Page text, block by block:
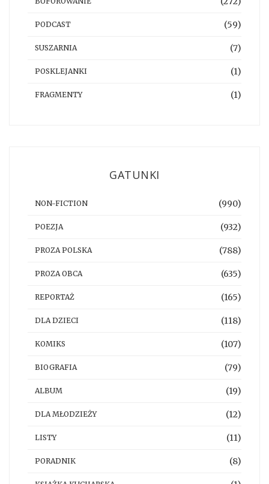
PODCAST (59)
SUSZARNIA (7)
POSKLEJANKI (1)
FRAGMENTY (1)
GATUNKI
NON-FICTION (990)
POEZJA (932)
PROZA POLSKA (788)
PROZA OBCA (635)
REPORTAŻ (165)
DLA DZIECI (118)
KOMIKS (107)
BIOGRAFIA (79)
ALBUM (19)
DLA MŁODZIEŻY (12)
LISTY (11)
PORADNIK (8)